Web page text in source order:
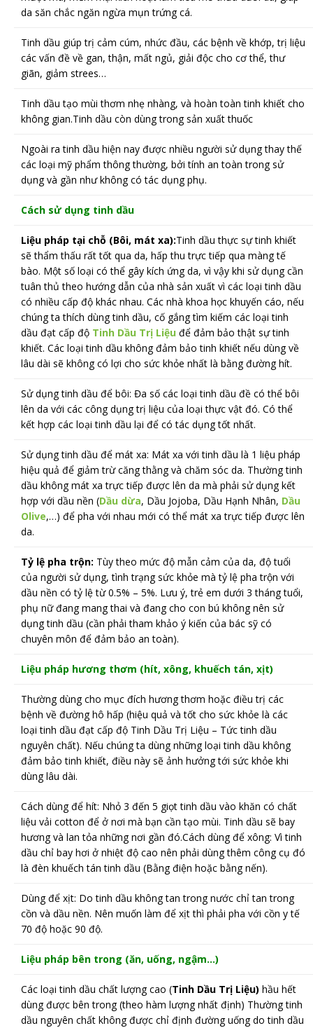
da săn chắc ngăn ngừa mụn trứng cá.
Tinh dầu giúp trị cảm cúm, nhức đầu, các bệnh về khớp, trị liệu
các vấn đề về gan, thận, mất ngủ, giải độc cho cơ thể, thư
giãn, giảm strees…
Tinh dầu tạo mùi thơm nhẹ nhàng, và hoàn toàn tinh khiết cho
không gian.Tinh dầu còn dùng trong sản xuất thuốc
Ngoài ra tinh dầu hiện nay được nhiều người sử dụng thay thế
các loại mỹ phẩm thông thường, bởi tính an toàn trong sử
dụng và gần như không có tác dụng phụ.
Cách sử dụng tinh dầu
Liệu pháp tại chỗ (Bôi, mát xa):Tinh dầu thực sự tinh khiết
sẽ thẩm thấu rất tốt qua da, hấp thu trực tiếp qua màng tế
bào. Một số loại có thể gây kích ứng da, vì vậy khi sử dụng cần
tuân thủ theo hướng dẫn của nhà sản xuất vì các loại tinh dầu
có nhiều cấp độ khác nhau. Các nhà khoa học khuyến cáo, nếu
chúng ta thích dùng tinh dầu, cố gắng tìm kiếm các loại tinh
dầu đạt cấp độ Tinh Dầu Trị Liệu để đảm bảo thật sự tinh
khiết. Các loại tinh dầu không đảm bảo tinh khiết nếu dùng về
lâu dài sẽ không có lợi cho sức khỏe nhất là bằng đường hít.
Sử dụng tinh dầu để bôi: Đa số các loại tinh dầu đề có thể bôi
lên da với các công dụng trị liệu của loại thực vật đó. Có thể
kết hợp các loại tinh dầu lại để có tác dụng tốt nhất.
Sử dụng tinh dầu để mát xa: Mát xa với tinh dầu là 1 liệu pháp
hiệu quả để giảm trừ căng thằng và chăm sóc da. Thường tinh
dầu không mát xa trực tiếp được lên da mà phải sử dụng kết
hợp với dầu nền (Dầu dừa, Dầu Jojoba, Dầu Hạnh Nhân, Dầu
Olive,…) để pha với nhau mới có thể mát xa trực tiếp được lên
da.
Tỷ lệ pha trộn: Tùy theo mức độ mẫn cảm của da, độ tuổi
của người sử dụng, tình trạng sức khỏe mà tỷ lệ pha trộn với
dầu nền có tỷ lệ từ 0.5% – 5%. Lưu ý, trẻ em dưới 3 tháng tuổi,
phụ nữ đang mang thai và đang cho con bú không nên sử
dụng tinh dầu (cần phải tham khảo ý kiến của bác sỹ có
chuyên môn để đảm bảo an toàn).
Liệu pháp hương thơm (hít, xông, khuếch tán, xịt)
Thường dùng cho mục đích hương thơm hoặc điều trị các
bệnh về đường hô hấp (hiệu quả và tốt cho sức khỏe là các
loại tinh dầu đạt cấp độ Tinh Dầu Trị Liệu – Tức tinh dầu
nguyên chất). Nếu chúng ta dùng những loại tinh dầu không
đảm bảo tinh khiết, điều này sẽ ảnh hưởng tới sức khỏe khi
dùng lâu dài.
Cách dùng để hít: Nhỏ 3 đến 5 giọt tinh dầu vào khăn có chất
liệu vải cotton để ở nơi mà bạn cần tạo mùi. Tinh dầu sẽ bay
hương và lan tỏa những nơi gần đó.Cách dùng để xông: Vì tinh
dầu chỉ bay hơi ở nhiệt độ cao nên phải dùng thêm công cụ đó
là đèn khuếch tán tinh dầu (Bằng điện hoặc bằng nến).
Dùng để xịt: Do tinh dầu không tan trong nước chỉ tan trong
cồn và dầu nền. Nên muốn làm để xịt thì phải pha với cồn y tế
70 độ hoặc 90 độ.
Liệu pháp bên trong (ăn, uống, ngậm…)
Các loại tinh dầu chất lượng cao (Tinh Dầu Trị Liệu) hầu hết
dùng được bên trong (theo hàm lượng nhất định) Thường tinh
dầu nguyên chất không được chỉ định đường uống do tinh dầu